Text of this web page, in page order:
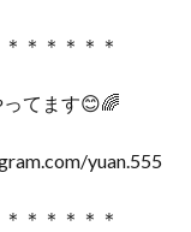
＊＊＊＊＊
てます😊🌈
yuan.555
＊＊＊＊＊